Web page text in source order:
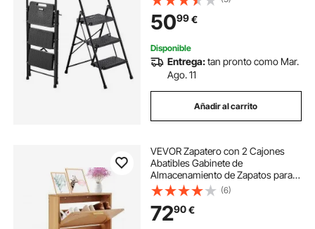
Antideslizantes y Asa Superior de
Goma, Utensilio para Hogar Cocina
Oficina
5099€
Disponible
Entrega:tan pronto como Mar.
Ago. 11
Añadir al carrito
VEVOR Zapatero con 2 Cajones
Abatibles Gabinete de
Almacenamiento de Zapatos para
Entrada Organizador de Zapatos
Independiente con Puertas de Ratán
para Tacones, Botas, Zapatillas en
Pasillo, Entrada
(6)
7290€